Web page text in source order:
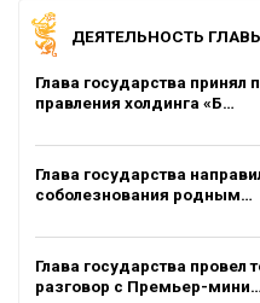
ДЕЯТЕЛЬНОСТЬ
Глава государства принял
правления холдинга «Б…
Глава государства
соболезнования родным…
Глава государства провел
разговор с Премьер-мини…